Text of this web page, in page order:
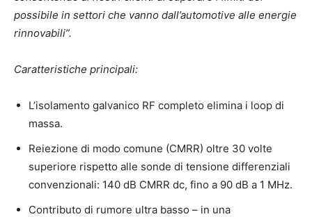
possibile in settori che vanno dall’automotive alle energie
rinnovabili”.
Caratteristiche principali:
L’isolamento galvanico RF completo elimina i loop di
massa.
Reiezione di modo comune (CMRR) oltre 30 volte
superiore rispetto alle sonde di tensione differenziali
convenzionali: 140 dB CMRR dc, fino a 90 dB a 1 MHz.
Contributo di rumore ultra basso – in una